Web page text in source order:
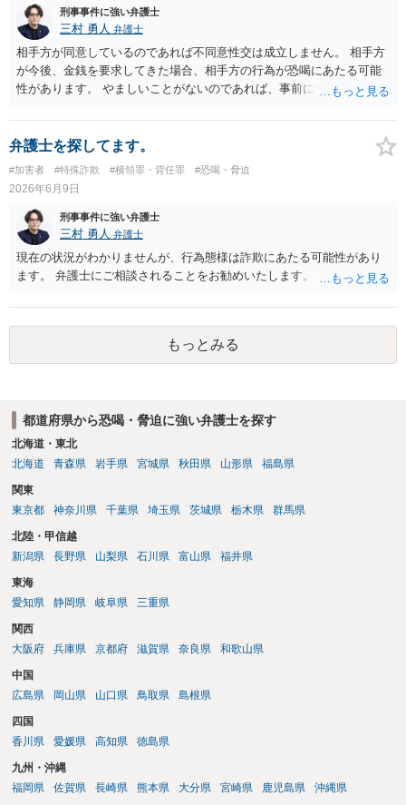
ません。刑事事件に強い弁護士
三村 勇人 弁護士
相手方が同意しているのであれば不同意性交は成立しません。 相手方
が今後、金銭を要求してきた場合、相手方の行為が恐喝にあたる可能
性があります。 やましいことがないのであれば、事前に警察に相談す
弁護士を探してます。
#加害者 #特殊詐欺 #横領罪・背任罪 #恐喝・脅迫
2026年6月9日
刑事事件に強い弁護士
三村 勇人 弁護士
現在の状況がわかりませんが、行為態様は詐欺にあたる可能性があり
ます。 弁護士にご相談されることをお勧めいたします。
もっとみる
都道府県から恐喝・脅迫に強い弁護士を探す
北海道・東北
北海道
青森県 岩手県 宮城県 秋田県 山形県 福島県
関東
東京都
神奈川県 千葉県 埼玉県 茨城県 栃木県 群馬県
北陸・甲信越
新潟県
長野県 山梨県 石川県 富山県 福井県
東海
愛知県
静岡県 岐阜県 三重県
関西
大阪府
兵庫県 京都府 滋賀県 奈良県 和歌山県
中国
広島県
岡山県 山口県 鳥取県 島根県
四国
香川県
愛媛県 高知県 徳島県
九州・沖縄
福岡県
佐賀県 長崎県 熊本県 大分県 宮崎県 鹿児島県 沖縄県